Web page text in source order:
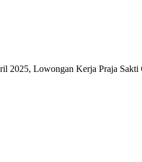
2025, Lowongan Kerja Praja Sakti